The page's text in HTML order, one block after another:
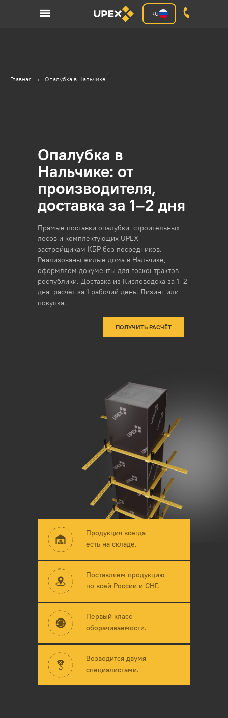
RU
Главная → Опалубка в Нальчике
Опалубка в
Нальчике: от
производителя,
доставка за 1–2 дня
Прямые поставки опалубки, строительных
лесов и комплектующих UPEX —
застройщикам КБР без посредников.
Реализованы жилые дома в Нальчике,
оформляем документы для госконтрактов
республики. Доставка из Кисловодска за 1–2
дня, расчёт за 1 рабочий день. Лизинг или
покупка.
ПОЛУЧИТЬ РАСЧЁТ
Поставляем продукцию
по всей России и СНГ.
Продукция всегда
есть на складе.
Первый класс
оборачиваемости.
Возводится двумя
специалистами.